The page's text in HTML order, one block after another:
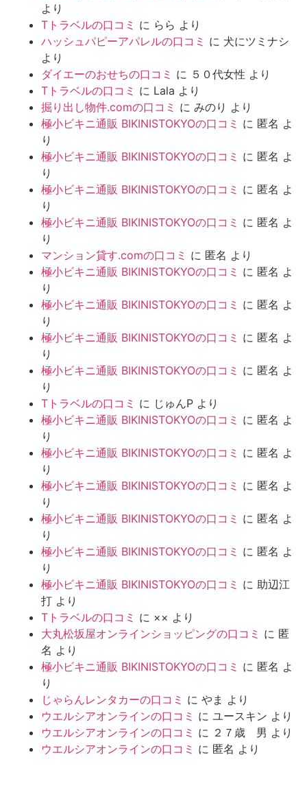
より
Tトラベルの口コミ に らら より
ハッシュパピーアパレルの口コミ に 犬にツミナシ
より
ダイエーのおせちの口コミ に ５０代女性 より
Tトラベルの口コミ に Lala より
掘り出し物件.comの口コミ に みのり より
極小ビキニ通販 BIKINISTOKYOの口コミ に 匿名 よ
り
極小ビキニ通販 BIKINISTOKYOの口コミ に 匿名 よ
り
極小ビキニ通販 BIKINISTOKYOの口コミ に 匿名 よ
り
極小ビキニ通販 BIKINISTOKYOの口コミ に 匿名 よ
り
マンション貸す.comの口コミ に 匿名 より
極小ビキニ通販 BIKINISTOKYOの口コミ に 匿名 よ
り
極小ビキニ通販 BIKINISTOKYOの口コミ に 匿名 よ
り
極小ビキニ通販 BIKINISTOKYOの口コミ に 匿名 よ
り
極小ビキニ通販 BIKINISTOKYOの口コミ に 匿名 よ
り
Tトラベルの口コミ に じゅんP より
極小ビキニ通販 BIKINISTOKYOの口コミ に 匿名 よ
り
極小ビキニ通販 BIKINISTOKYOの口コミ に 匿名 よ
り
極小ビキニ通販 BIKINISTOKYOの口コミ に 匿名 よ
り
極小ビキニ通販 BIKINISTOKYOの口コミ に 匿名 よ
り
極小ビキニ通販 BIKINISTOKYOの口コミ に 匿名 よ
り
極小ビキニ通販 BIKINISTOKYOの口コミ に 助辺江
打 より
Tトラベルの口コミ に ×× より
大丸松坂屋オンラインショッピングの口コミ に 匿
名 より
極小ビキニ通販 BIKINISTOKYOの口コミ に 匿名 よ
り
じゃらんレンタカーの口コミ に やま より
ウエルシアオンラインの口コミ に ユースキン より
ウエルシアオンラインの口コミ に ２７歳 男 より
ウエルシアオンラインの口コミ に 匿名 より